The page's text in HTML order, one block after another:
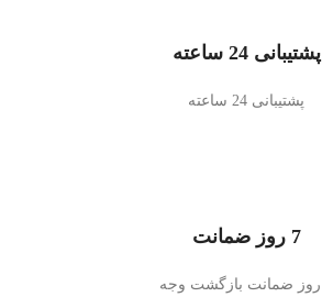
پشتیبانی 24 ساعته
پشتیبانی 24 ساعته
7 روز ضمانت